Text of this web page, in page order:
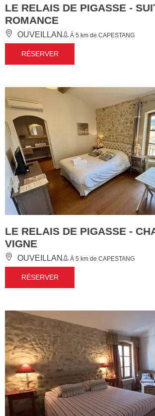
LE RELAIS DE PIGASSE -
ROMANCE
OUVEILLAN À 5 km de CAPESTANG
RÉSERVER
LE RELAIS DE PIGASSE -
VIGNE
OUVEILLAN À 5 km de CAPESTANG
RÉSERVER